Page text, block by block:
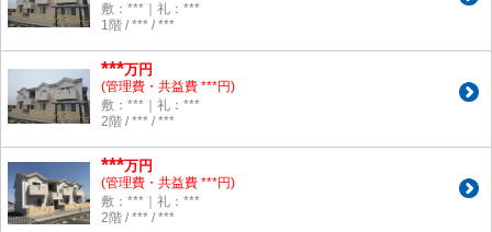
敷：***｜礼：***
1階 / *** / ***
***万円
(管理費・共益費 ***円)
敷：***｜礼：***
2階 / *** / ***
***万円
(管理費・共益費 ***円)
敷：***｜礼：***
2階 / *** / ***